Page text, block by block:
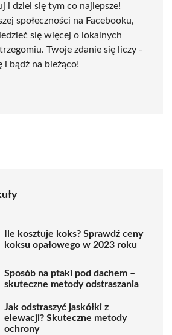
i dziel się tym co najlepsze!
społeczności na Facebooku,
się więcej o lokalnych
Twoje zdanie się liczy -
i bądź na bieżąco!
Ile kosztuje koks? Sprawdź ceny
koksu opałowego w 2023 roku
Sposób na ptaki pod dachem –
skuteczne metody odstraszania
Jak odstraszyć jaskółki z
elewacji? Skuteczne metody
ochrony